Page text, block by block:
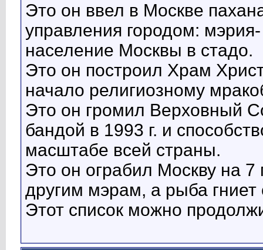
Это он ввел в Москве
управления городом:
население Москвы в стадо.
Это он построил Храм
начало религиозному
Это он громил Верховный
бандой в 1993 г. и
масштабе всей страны.
Это он ограбил Москву на
другим мэрам, а рыба гниет
Этот список можно